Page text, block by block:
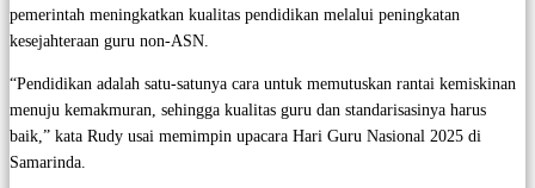
pemerintah meningkatkan kualitas pendidikan melalui peningkatan
kesejahteraan guru non-ASN.
“Pendidikan adalah satu-satunya cara untuk memutuskan rantai kemiskinan
menuju kemakmuran, sehingga kualitas guru dan standarisasinya harus
baik,” kata Rudy usai memimpin upacara Hari Guru Nasional 2025 di
Samarinda.